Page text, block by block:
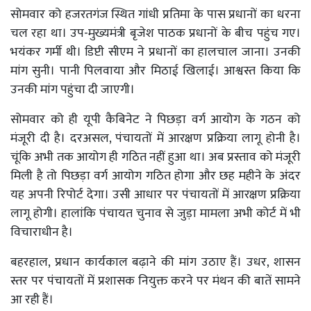
सोमवार को हजरतगंज स्थित गांधी प्रतिमा के पास प्रधानों का धरना
चल रहा था। उप-मुख्यमंत्री बृजेश पाठक प्रधानों के बीच पहुंच गए।
भयंकर गर्मी थी। डिप्टी सीएम ने प्रधानों का हालचाल जाना। उनकी
मांग सुनी। पानी पिलवाया और मिठाई खिलाई। आश्वस्त किया कि
उनकी मांग पहुंचा दी जाएगी।
सोमवार को ही यूपी कैबिनेट ने पिछड़ा वर्ग आयोग के गठन को
मंजूरी दी है। दरअसल, पंचायतों में आरक्षण प्रक्रिया लागू होनी है।
चूंकि अभी तक आयोग ही गठित नहीं हुआ था। अब प्रस्ताव को मंजूरी
मिली है तो पिछड़ा वर्ग आयोग गठित होगा और छह महीने के अंदर
यह अपनी रिपोर्ट देगा। उसी आधार पर पंचायतों में आरक्षण प्रक्रिया
लागू होगी। हालांकि पंचायत चुनाव से जुड़ा मामला अभी कोर्ट में भी
विचाराधीन है।
बहरहाल, प्रधान कार्यकाल बढ़ाने की मांग उठाए हैं। उधर, शासन
स्तर पर पंचायतों में प्रशासक नियुक्त करने पर मंथन की बातें सामने
आ रही हैं।